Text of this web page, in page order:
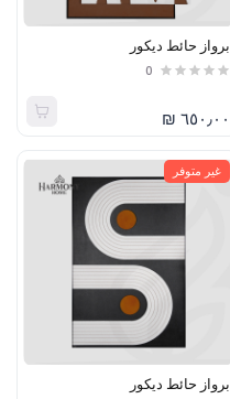
برواز حائط ديكور
0
٦٥٠٫٠٠ ₪
غير متوفر
برواز حائط ديكور